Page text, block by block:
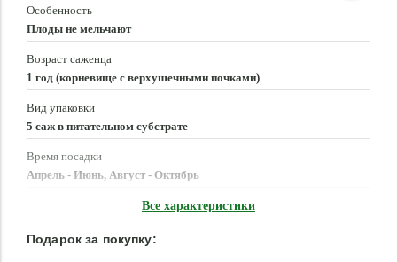
Особенность
Плоды не мельчают
Возраст саженца
1 год (корневище с верхушечными почками)
Вид упаковки
5 саж в питательном субстрате
Время посадки
Апрель - Июнь, Август - Октябрь
Все характеристики
Подарок за покупку: